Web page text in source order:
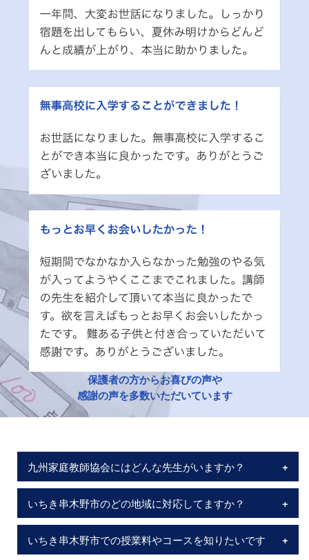
保護者の方からお喜びの声や
感謝の声を多数いただいています
九州家庭教師協会にはどんな先生がいますか？
いちき串木野市のどの地域に対応してますか？
いちき串木野市での授業料やコースを知りたいです